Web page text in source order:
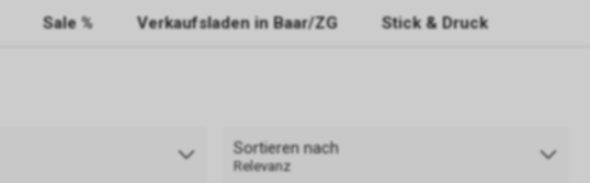
Sale % Verkaufsladen in Baar/ZG Stick & Druck
Sortieren nach
Relevanz